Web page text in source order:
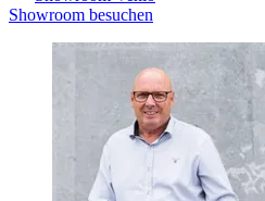
Showroom besuchen